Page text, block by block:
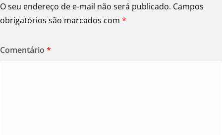
O seu endereço de e-mail não será publicado. Campos
obrigatórios são marcados com *
Comentário *